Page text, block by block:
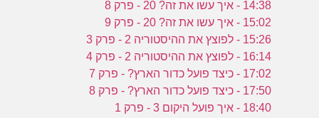
14:38 - איך עשו את זה? 20 - פרק 8
15:02 - איך עשו את זה? 20 - פרק 9
15:26 - לפוצץ את ההיסטוריה 2 - פרק 3
16:14 - לפוצץ את ההיסטוריה 2 - פרק 4
17:02 - כיצד פועל כדור הארץ? - פרק 7
17:50 - כיצד פועל כדור הארץ? - פרק 8
18:40 - איך פועל היקום 3 - פרק 1